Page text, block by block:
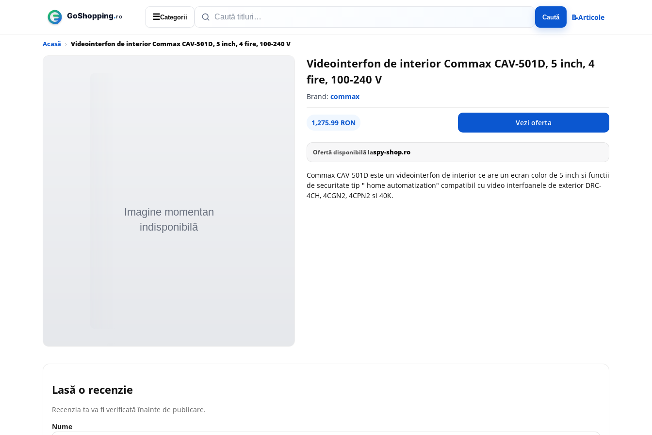
☰Categorii Caută 📝Articole
Acasă Videointerfon de interior Commax CAV-501D, 5 inch, 4 fire, 100-240 V
Videointerfon de interior Commax CAV-501D, 5 inch, 4
fire, 100-240 V
Brand: commax
1,275.99 RON Vezi oferta
Ofertă disponibilă laspy-shop.ro
Commax CAV-501D este un videointerfon de interior ce are un ecran color de 5 inch si functii
de securitate tip " home automatization" compatibil cu video interfoanele de exterior DRC-
4CH, 4CGN2, 4CPN2 si 40K.
Lasă o recenzie
Recenzia ta va fi verificată înainte de publicare.
Nume